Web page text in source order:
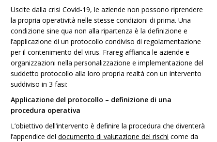
Uscite dalla crisi Covid-19, le aziende non possono riprendere
la propria operatività nelle stesse condizioni di prima. Una
condizione sine qua non alla ripartenza è la definizione e
l’applicazione di un protocollo condiviso di regolamentazione
per il contenimento del virus. Frareg affianca le aziende e
organizzazioni nella personalizzazione e implementazione del
suddetto protocollo alla loro propria realtà con un intervento
suddiviso in 3 fasi:
Applicazione del protocollo – definizione di una
procedura operativa
L’obiettivo dell’intervento è definire la procedura che diventerà
l’appendice deldocumento di valutazione dei rischi come da